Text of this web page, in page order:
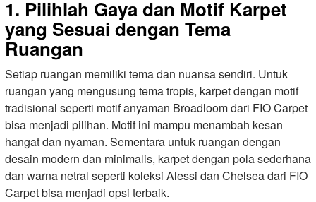
1. Pilihlah Gaya dan Motif Karpet
yang Sesuai dengan Tema
Ruangan
Setiap ruangan memiliki tema dan nuansa sendiri. Untuk
ruangan yang mengusung tema tropis, karpet dengan motif
tradisional seperti motif anyaman Broadloom dari FIO Carpet
bisa menjadi pilihan. Motif ini mampu menambah kesan
hangat dan nyaman. Sementara untuk ruangan dengan
desain modern dan minimalis, karpet dengan pola sederhana
dan warna netral seperti koleksi Alessi dan Chelsea dari FIO
Carpet bisa menjadi opsi terbaik.